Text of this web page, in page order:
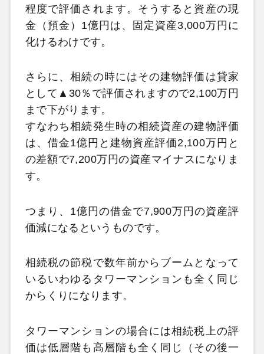
程度で評価されます。そうすると資産の現
金（預金）1億円は、固定資産3,000万円に
化けるわけです。
さらに、相続の時にはその建物評価は貸家
として▲30％で評価されますので2,100万円
まで下がります。
すなわち相続発生時の相続資産の建物評価
は、借金1億円と建物資産評価2,100万円と
の差額で7,200万円の資産マイナスになりま
す。
つまり、1億円の借金で7,900万円の資産評
価減になるというものです。
相続税の節税で数年前からブームとなって
いるいわゆるタワーマンションも全く同じ
からくりになります。
タワーマンションの場合には相続税上の評
価は低層階も高層階も全く同じ（その後一